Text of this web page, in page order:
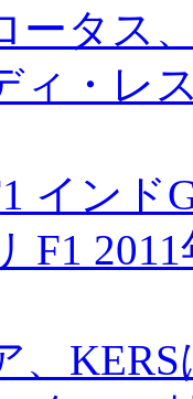
ータス
ィ・レ
イン
F1
、